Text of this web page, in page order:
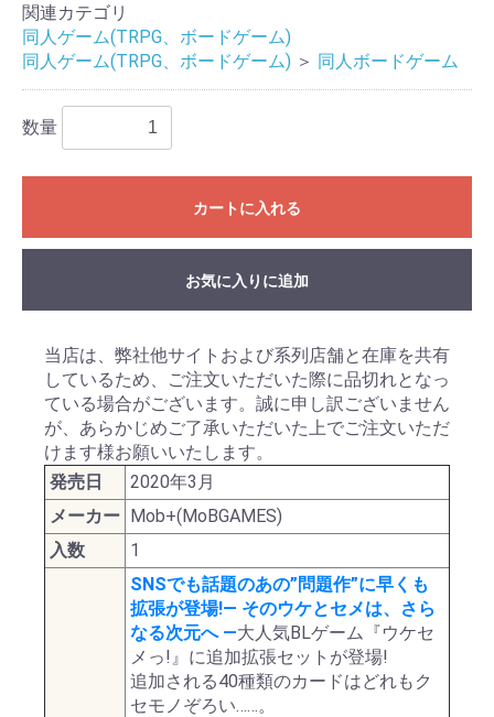
関連カテゴリ
同人ゲーム(TRPG、ボードゲーム)
同人ゲーム(TRPG、ボードゲーム) ＞ 同人ボードゲーム
数量
カートに入れる
お気に入りに追加
当店は、弊社他サイトおよび系列店舗と在庫を共有
しているため、ご注文いただいた際に品切れとなっ
ている場合がございます。誠に申し訳ございません
が、あらかじめご了承いただいた上でご注文いただ
けます様お願いいたします。
発売日
2020年3月
メーカー Mob+(MoBGAMES)
入数
1
SNSでも話題のあの”問題作”に早くも
拡張が登場!― そのウケとセメは、さら
なる次元へ ―大人気BLゲーム『ウケセ
メっ!』に追加拡張セットが登場!
追加される40種類のカードはどれもク
セモノぞろい……。